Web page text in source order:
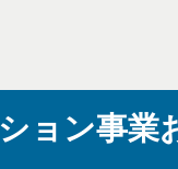
ョン事業